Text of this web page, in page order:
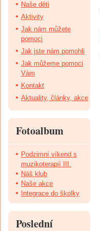
Naše děti
Aktivity
Jak nám můžete
pomoci
Jak jste nám pomohli
Jak můžeme pomoci
Vám
Kontakt
Aktuality, články, akce
Fotoalbum
Podzimní víkend s
muzikoterapií III.
Náš klub
Naše akce
Integrace do školky
Poslední